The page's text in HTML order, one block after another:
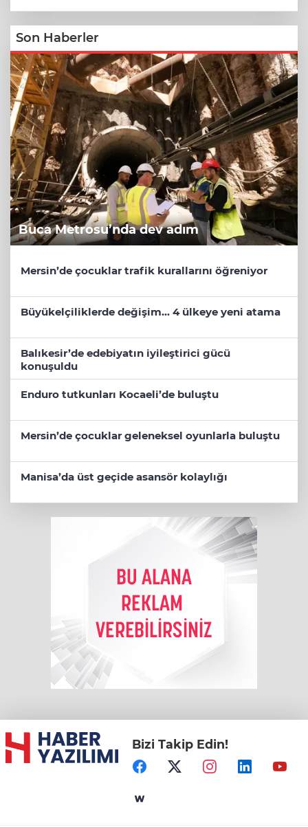
Son Haberler
Buca Metrosu’nda dev adım
Mersin’de çocuklar trafik kurallarını öğreniyor
Büyükelçiliklerde değişim... 4 ülkeye yeni atama
Balıkesir’de edebiyatın iyileştirici gücü
konuşuldu
Enduro tutkunları Kocaeli’de buluştu
Mersin’de çocuklar geleneksel oyunlarla buluştu
Manisa’da üst geçide asansör kolaylığı
Bizi Takip Edin!